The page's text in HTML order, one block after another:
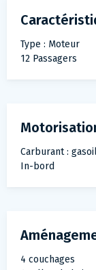
Type : Moteur
12 Passagers
Carburant :
In-bord
4 couchages